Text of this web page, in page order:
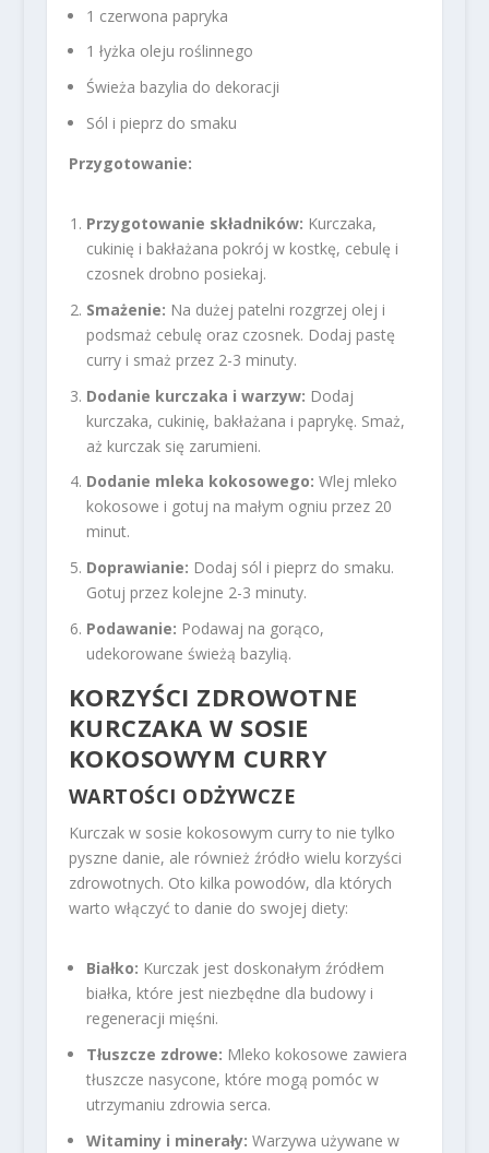
1 czerwona papryka
1 łyżka oleju roślinnego
Świeża bazylia do dekoracji
Sól i pieprz do smaku
Przygotowanie:
Przygotowanie składników: Kurczaka,
cukinię i bakłażana pokrój w kostkę, cebulę i
czosnek drobno posiekaj.
Smażenie: Na dużej patelni rozgrzej olej i
podsmaż cebulę oraz czosnek. Dodaj pastę
curry i smaż przez 2-3 minuty.
Dodanie kurczaka i warzyw: Dodaj
kurczaka, cukinię, bakłażana i paprykę. Smaż,
aż kurczak się zarumieni.
Dodanie mleka kokosowego: Wlej mleko
kokosowe i gotuj na małym ogniu przez 20
minut.
Doprawianie: Dodaj sól i pieprz do smaku.
Gotuj przez kolejne 2-3 minuty.
Podawanie: Podawaj na gorąco,
udekorowane świeżą bazylią.
KORZYŚCI ZDROWOTNE
KURCZAKA W SOSIE
KOKOSOWYM CURRY
WARTOŚCI ODŻYWCZE
Kurczak w sosie kokosowym curry to nie tylko
pyszne danie, ale również źródło wielu korzyści
zdrowotnych. Oto kilka powodów, dla których
warto włączyć to danie do swojej diety:
Białko: Kurczak jest doskonałym źródłem
białka, które jest niezbędne dla budowy i
regeneracji mięśni.
Tłuszcze zdrowe: Mleko kokosowe zawiera
tłuszcze nasycone, które mogą pomóc w
utrzymaniu zdrowia serca.
Witaminy i minerały: Warzywa używane w